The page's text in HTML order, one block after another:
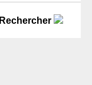
Rechercher